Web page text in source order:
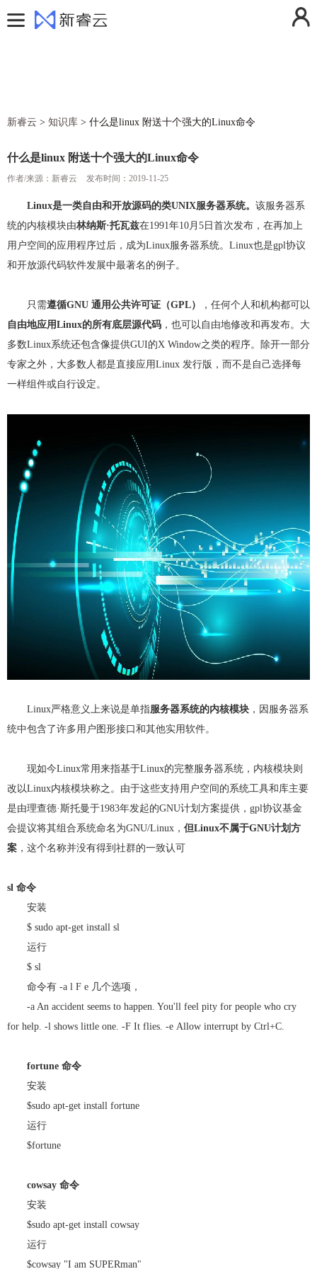
操作日志
解决方案
产品
云计算
弹性云服务器ECS
镜像服务器
弹性伸缩
云存储
对象存储
云安全
DDoS高防IP
NAT网关
弹性公网IP
负载均衡
虚拟专网VPN
云监控
访问控制（敬请期待）
定价
帮助文档
新闻动态
美国云服务器
新睿云 > 知识库 > 什么是linux 附送十个强大的Linux命令
什么是linux 附送十个强大的Linux命令
作者/来源：新睿云 发布时间：2019-11-25
Linux是一类自由和开放源码的类UNIX服务器系统。 该服务器系
统的内核模块由林纳斯·托瓦兹在1991年10月5日首次发布，在再加上
用户空间的应用程序过后，成为Linux服务器系统。Linux也是gpl协议
和开放源代码软件发展中最著名的例子。
只需遵循GNU 通用公共许可证（GPL）
，任何个人和机构都可以
自由地应用Linux的所有底层源代码 ，也可以自由地修改和再发布。大
多数Linux系统还包含像提供GUI的X Window之类的程序。除开一部分
专家之外，大多数人都是直接应用Linux 发行版，而不是自己选择每
一样组件或自行设定。
Linux严格意义上来说是单指服务器系统的内核模块 ，因服务器系
统中包含了许多用户图形接口和其他实用软件。
现如今Linux常用来指基于Linux的完整服务器系统，内核模块则
改以Linux内核模块称之。由于这些支持用户空间的系统工具和库主要
是由理查德·斯托曼于1983年发起的GNU计划方案提供，gpl协议基金
会提议将其组合系统命名为GNU/Linux， 但Linux不属于GNU计划方
案 ，这个名称并没有得到社群的一致认可
sl 命令
安装
$ sudo apt-get install sl
运行
$ sl
命令有 -a l F e 几个选项，
-a An accident seems to happen. You'll feel pity for people who cry
for help. -l shows little one. -F It flies. -e Allow interrupt by Ctrl+C.
fortune 命令
安装
$sudo apt-get install fortune
运行
$fortune
cowsay 命令
安装
$sudo apt-get install cowsay
运行
$cowsay "I am SUPERman"